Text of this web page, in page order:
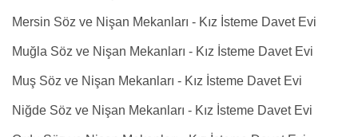
Mersin Söz ve Nişan Mekanları - Kız İsteme Davet Evi
Muğla Söz ve Nişan Mekanları - Kız İsteme Davet Evi
Muş Söz ve Nişan Mekanları - Kız İsteme Davet Evi
Niğde Söz ve Nişan Mekanları - Kız İsteme Davet Evi